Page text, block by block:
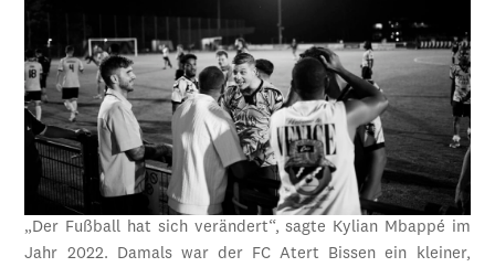
„Der Fußball hat sich verändert“, sagte Kylian Mbappé im
Jahr 2022. Damals war der FC Atert Bissen ein kleiner,